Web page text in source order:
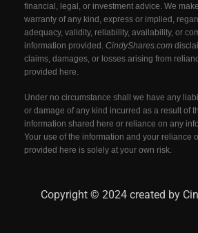
financial, legal, or investment advice. We
warranty of any kind, express or implied,
adequacy, validity, reliability, availability, or
information provided. CindyShares.com
claims, damages, or losses arising from
provided here.
Under no circumstance shall we have any
or damage of any kind incurred as a result of
information shared here or reliance on any
Your use of the information and your reliance
provided here is solely at your own risk.
Copyright © 2024 created by